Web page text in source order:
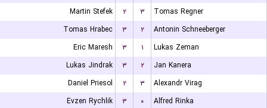
Martin Stefek
۲ ۳
Tomas Regner
Tomas Hrabec
۳ ۲
Antonin Schneeberger
Eric Maresh
۳ ۱
Lukas Zeman
Lukas Jindrak
۳ ۲
Jan Kanera
Daniel Priesol
۲ ۳
Alexandr Virag
Evzen Rychlik
۳ ۰ Alfred Rinka